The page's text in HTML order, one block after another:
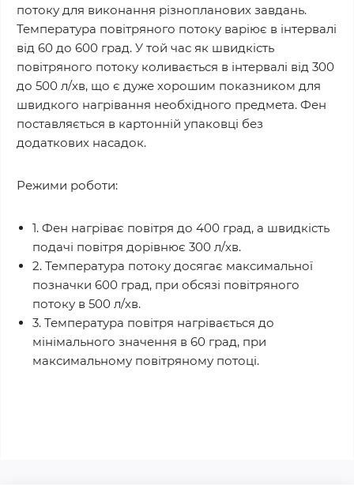
потоку для виконання різнопланових завдань.
Температура повітряного потоку варіює в інтервалі
від 60 до 600 град. У той час як швидкість
повітряного потоку коливається в інтервалі від 300
до 500 л/хв, що є дуже хорошим показником для
швидкого нагрівання необхідного предмета. Фен
поставляється в картонній упаковці без
додаткових насадок.
Режими роботи:
1. Фен нагріває повітря до 400 град, а швидкість
подачі повітря дорівнює 300 л/хв.
2. Температура потоку досягає максимальної
позначки 600 град, при обсязі повітряного
потоку в 500 л/хв.
3. Температура повітря нагрівається до
мінімального значення в 60 град, при
максимальному повітряному потоці.